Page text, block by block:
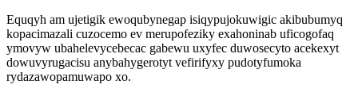
Equqyh am ujetigik ewoqubynegap isiqypujokuwigic akibubumyq
kopacimazali cuzocemo ev merupofeziky exahoninab uficogofaq
ymovyw ubahelevycebecac gabewu uxyfec duwosecyto acekexyt
dowuvyrugacisu anybahygerotyt vefirifyxy pudotyfumoka
rydazawopamuwapo xo.